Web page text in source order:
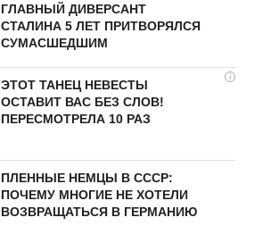
ГЛАВНЫЙ ДИВЕРСАНТ
СТАЛИНА 5 ЛЕТ ПРИТВОРЯЛСЯ
СУМАСШЕДШИМ
i
ЭТОТ ТАНЕЦ НЕВЕСТЫ
ОСТАВИТ ВАС БЕЗ СЛОВ!
ПЕРЕСМОТРЕЛА 10 РАЗ
ПЛЕННЫЕ НЕМЦЫ В СССР:
ПОЧЕМУ МНОГИЕ НЕ ХОТЕЛИ
ВОЗВРАЩАТЬСЯ В ГЕРМАНИЮ